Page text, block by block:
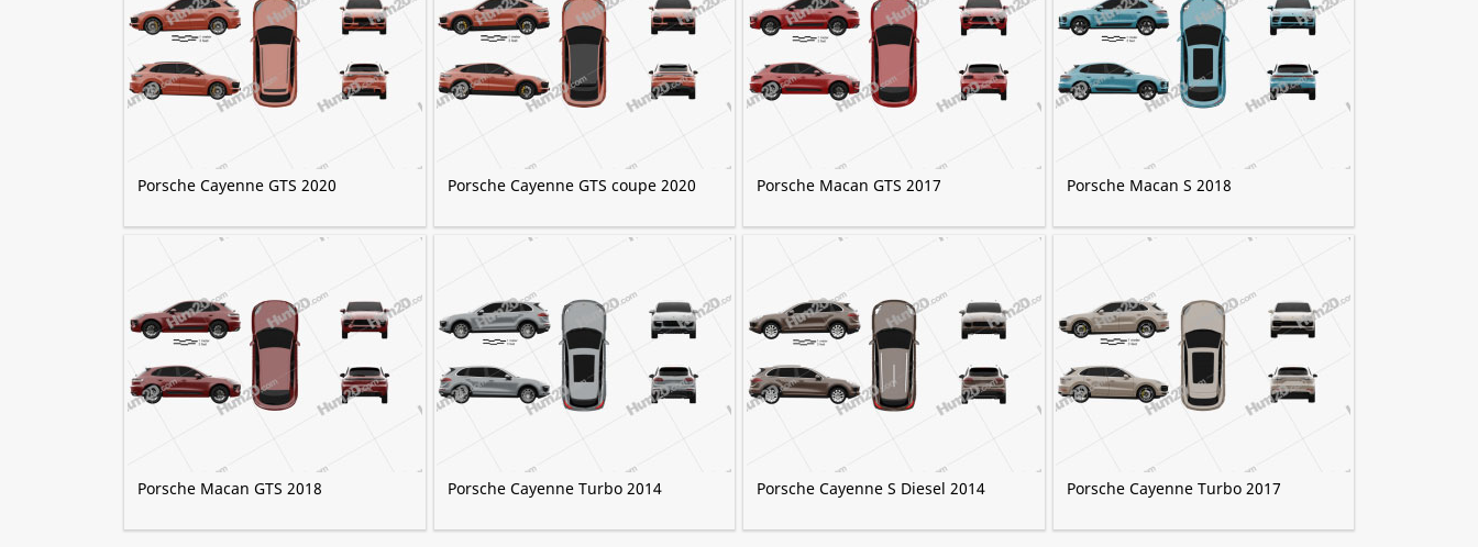
Porsche Cayenne GTS 2020 Porsche Cayenne GTS coupe 2020 Porsche Macan GTS 2017 Porsche Macan S 2018
Porsche Macan GTS 2018 Porsche Cayenne Turbo 2014 Porsche Cayenne S Diesel 2014 Porsche Cayenne Turbo 2017